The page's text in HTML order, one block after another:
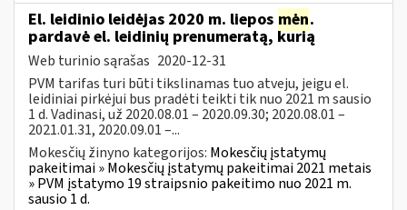
El. leidinio leidėjas 2020 m. liepos mėn.
pardavė el. leidinių prenumeratą, kurią
Web turinio sąrašas 2020-12-31
PVM tarifas turi būti tikslinamas tuo atveju, jeigu el.
leidiniai pirkėjui bus pradėti teikti tik nuo 2021 m sausio
1 d. Vadinasi, už 2020.08.01 – 2020.09.30; 2020.08.01 –
2021.01.31, 2020.09.01 –...
Mokesčių žinyno kategorijos: Mokesčių įstatymų
pakeitimai » Mokesčių įstatymų pakeitimai 2021 metais
» PVM įstatymo 19 straipsnio pakeitimo nuo 2021 m.
sausio 1 d.